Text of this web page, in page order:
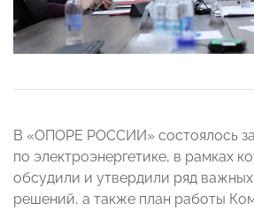
В «ОПОРЕ РОССИИ» состоялось
по электроэнергетике, в рамках
обсудили и утвердили ряд
решений, а также план работы